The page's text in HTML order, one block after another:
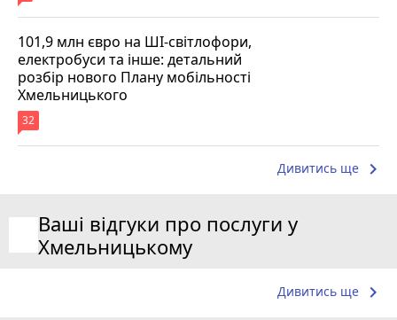
101,9 млн євро на ШІ-світлофори,
електробуси та інше: детальний
розбір нового Плану мобільності
Хмельницького
32
Дивитись ще keyboard_arrow_right
Ваші відгуки про послуги у
Хмельницькому
Дивитись ще keyboard_arrow_right